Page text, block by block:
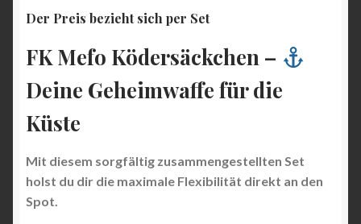
Der Preis bezieht sich per Set
FK Mefo Ködersäckchen –
Deine Geheimwaffe für die
Küste
Mit diesem sorgfältig zusammengestellten Set
holst du dir die maximale Flexibilität direkt an den
Spot.